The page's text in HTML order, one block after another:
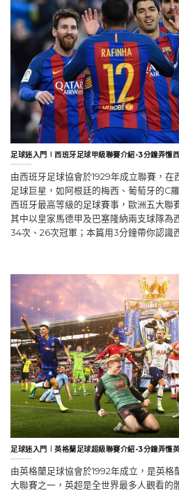
足球迷入門∣西班牙足球甲級聯賽介紹-3分鐘弄懂
由西班牙足球協會於1929年成立聯賽，
足球巨星，如阿根廷的梅西、葡萄牙的C
西班牙最高等級的足球賽事，歐洲五大聯
其中以皇家馬德甲及巴塞隆納兩支球隊為
34次、26次冠軍；本篇用3分鐘帶你認識
足球迷入門︱英格蘭足球超級聯賽介紹-3分鐘弄懂
由英格蘭足球協會於1992年成立，是英
大聯賽之一，英超是全世界最多人觀看的